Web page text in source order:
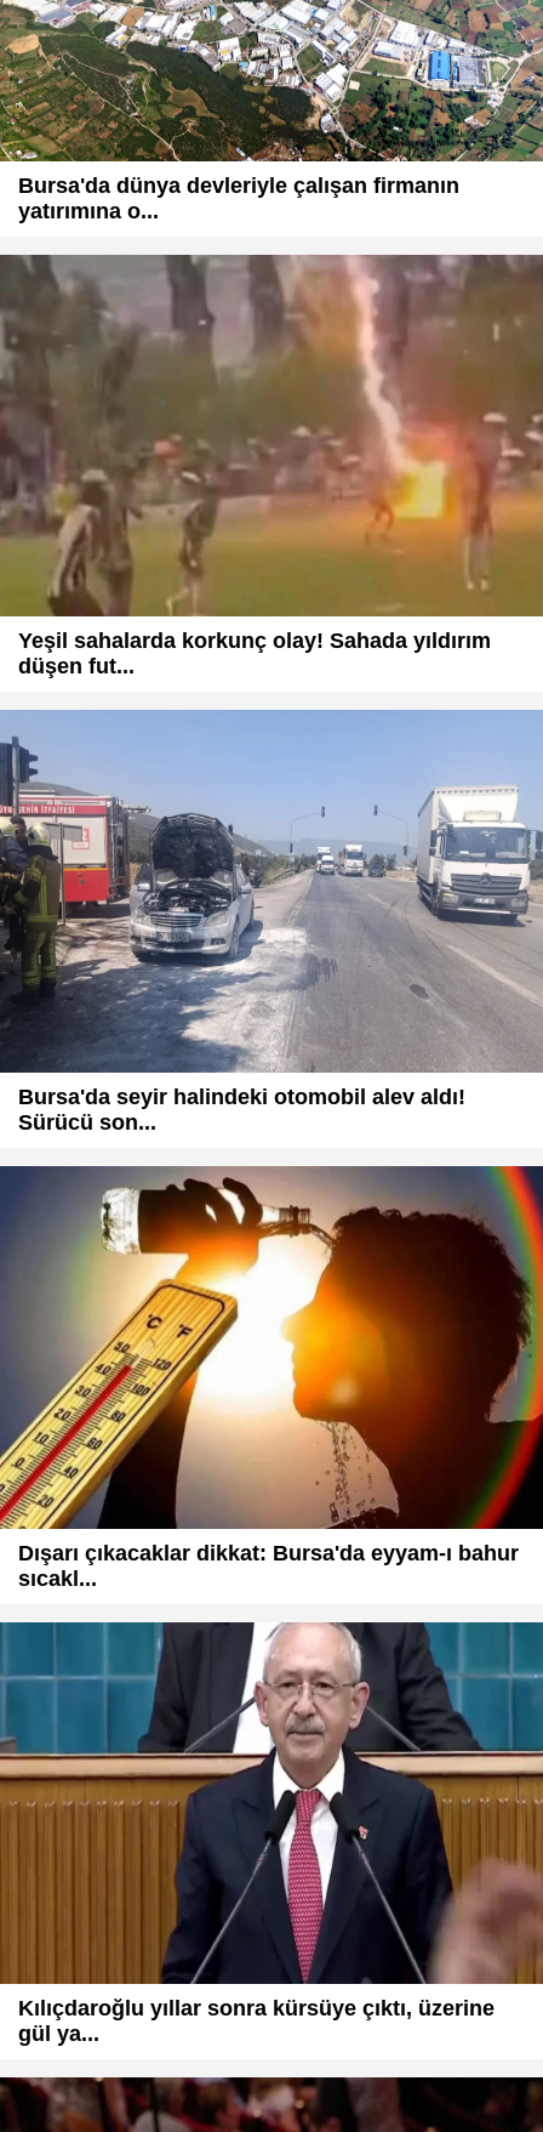
Bursa'da dünya devleriyle çalışan firmanın
yatırımına o...
Yeşil sahalarda korkunç olay! Sahada yıldırım
düşen fut...
Bursa'da seyir halindeki otomobil alev aldı!
Sürücü son...
Dışarı çıkacaklar dikkat: Bursa'da eyyam-ı bahur
sıcakl...
Kılıçdaroğlu yıllar sonra kürsüye çıktı, üzerine
gül ya...